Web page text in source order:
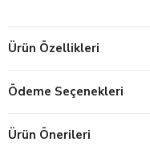
Ürün Özellikleri
Ödeme Seçenekleri
Ürün Önerileri